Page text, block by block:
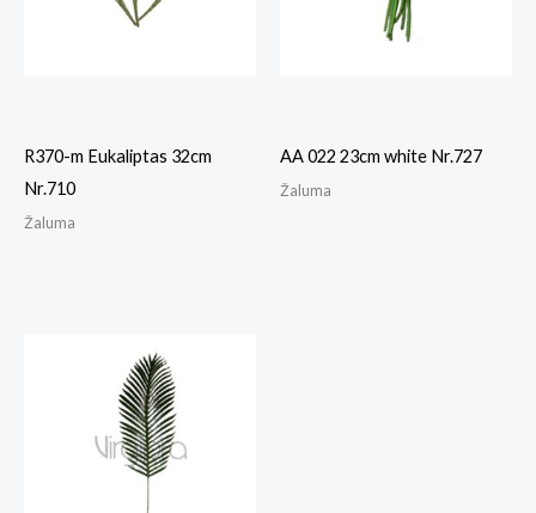
R370-m Eukaliptas 32cm
Nr.710
Žaluma
AA 022 23cm white Nr.727
Žaluma